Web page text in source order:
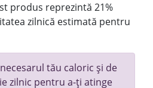
produs reprezintă 21%
zilnică estimată pentru
tău caloric și de
zilnic pentru a-ți atinge